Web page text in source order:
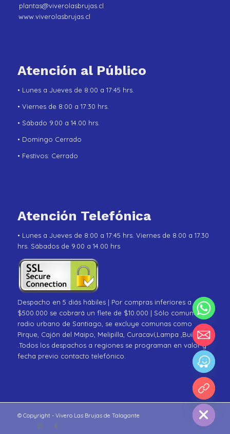
plantas@viverolasbrujas.cl
www.viverolasbrujas.cl
Atención al Público
• Lunes a Jueves de 8:00 a 17:45 hrs.
• Viernes de 8:00 a 17:30 hrs.
• Sábado 9.00 a 14.00 hrs.
• Domingo Cerrado
• Festivos: Cerrado
Atención Telefónica
• Lunes a Jueves de 8:00 a 17:45 hrs. Viernes de 8.00 a 17.30
hrs. Sábados de 9.00 a 14.00 hrs
Despacho en 5 diás hábiles | Por compras inferiores a
$500.000 se cobrará un flete de $10.000 | Sólo comunas de
radio urbano de Santiago, se excluye comunas como
Pirque, Cajón del Maipo, Melipilla, Curacaví,Lampa ,Buin
.Todos los despachos a regiones se programan en valor y
fecha previo contacto telefónico.
© Copyright - Vivero Las Brujas de Talagante
Hide
chaty